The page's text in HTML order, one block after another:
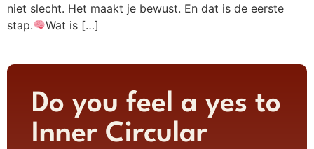
niet slecht. Het maakt je bewust. En dat is de eerste
stap.
Wat is […]
Do you feel a yes to
Inner Circular